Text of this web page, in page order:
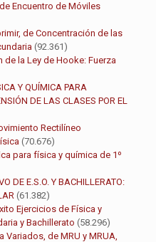
Encuentro de Móviles
de Concentración de las
(92.361)
la Ley de Hooke: Fuerza
Y QUÍMICA PARA
DE LAS CLASES POR EL
Rectilíneo
(70.676)
para física y química de 1º
DE E.S.O. Y BACHILLERATO:
(61.382)
Ejercicios de Física y
y Bachillerato (58.296)
Variados, de MRU y MRUA,